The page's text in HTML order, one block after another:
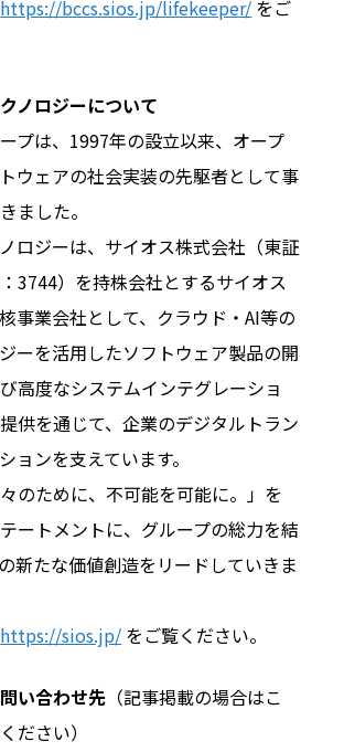
https://bccs.sios.jp/lifekeeper/ をご
ノロジーについて
プは、1997年の設立以来、オープ
ウェアの社会実装の先駆者として事
ました。
ロジーは、サイオス株式会社（東証
3744）を持株会社とするサイオス
事業会社として、クラウド・AI等の
ーを活用したソフトウェア製品の開
高度なシステムインテグレーショ
供を通じて、企業のデジタルトラン
ョンを支えています。
々のために、不可能を可能に。」を
ートメントに、グループの総力を結
新たな価値創造をリードしていきま
https://sios.jp/ をご覧ください。
い合わせ先 （記事掲載の場合はこ
ださい）